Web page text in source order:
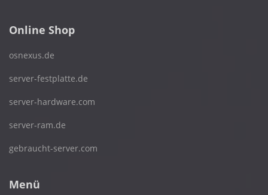
Online Shop
osnexus.de
server-festplatte.de
server-hardware.com
server-ram.de
gebraucht-server.com
Menü